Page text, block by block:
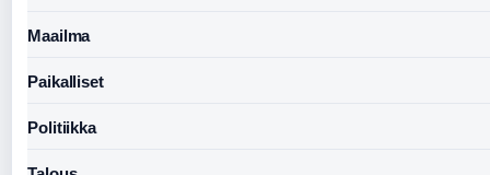
Maailma
Paikalliset
Politiikka